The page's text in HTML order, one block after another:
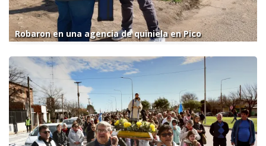
Robaron en una agencia de quiniela en Pico